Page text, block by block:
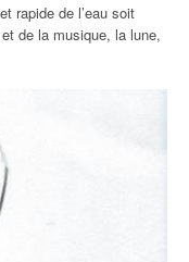
rapide de l’eau soit
de la musique, la lune,